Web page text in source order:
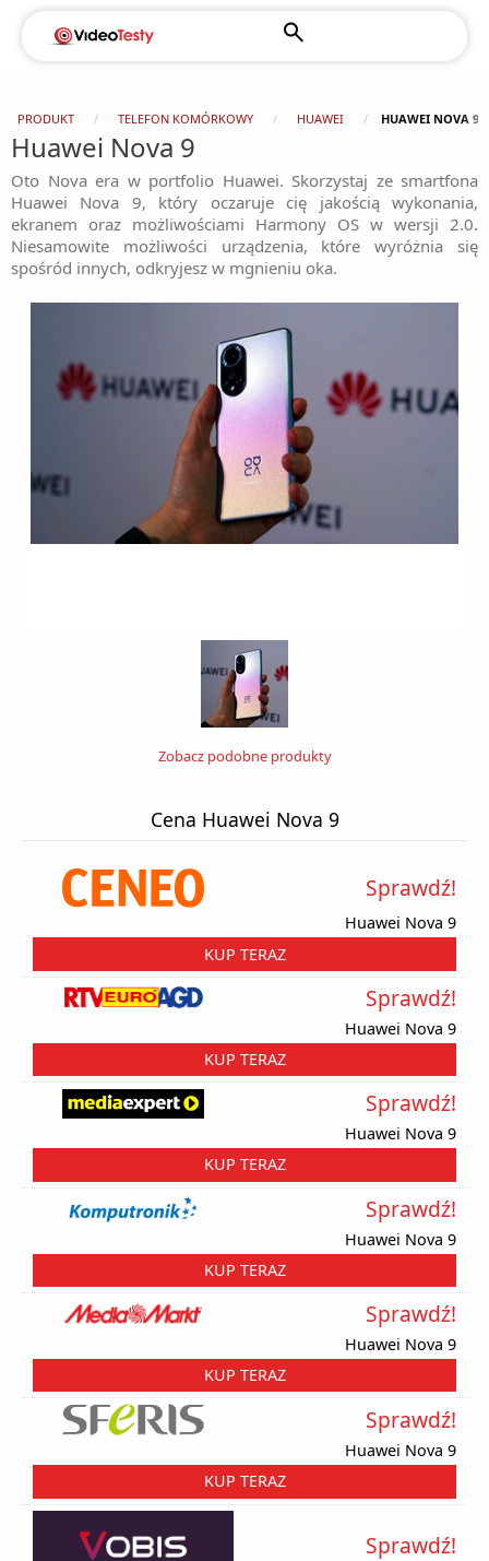
PRODUKT TELEFON KOMÓRKOWY HUAWEI HUAWEI NOVA 9
Huawei Nova 9
Oto Nova era w portfolio Huawei. Skorzystaj ze smartfona
Huawei Nova 9, który oczaruje cię jakością wykonania,
ekranem oraz możliwościami Harmony OS w wersji 2.0.
Niesamowite możliwości urządzenia, które wyróżnia się
spośród innych, odkryjesz w mgnieniu oka.
Zobacz podobne produkty
Cena Huawei Nova 9
Huawei Nova 9
Sprawdź!
KUP TERAZ
Huawei Nova 9
Sprawdź!
KUP TERAZ
Huawei Nova 9
Sprawdź!
KUP TERAZ
Huawei Nova 9
Sprawdź!
KUP TERAZ
Huawei Nova 9
Sprawdź!
KUP TERAZ
Huawei Nova 9
Sprawdź!
KUP TERAZ
Sprawdź!